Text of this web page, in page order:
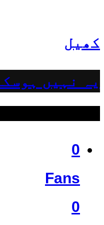
کھیل
یہ نہیں
0
Fans
0